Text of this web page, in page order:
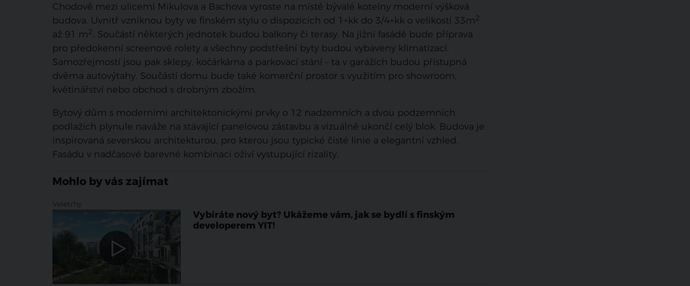
Chodově mezi ulicemi Mikulova a Bachova vyroste na místě bývalé kotelny moderní výšková
budova. Uvnitř vzniknou byty ve finském stylu o dispozicích od 1+kk do 3/4+kk o velikosti 33m2
až 91 m2. Součástí některých jednotek budou balkony či terasy. Na jižní fasádě bude příprava
pro předokenní screenové rolety a všechny podstřešní byty budou vybaveny klimatizací.
Samozřejmostí jsou pak sklepy, kočárkárna a parkovací stání – ta v garážích budou přístupná
dvěma autovýtahy. Součástí domu bude také komerční prostor s využitím pro showroom,
květinářství nebo obchod s drobným zbožím.
Bytový dům s moderními architektonickými prvky o 12 nadzemních a dvou podzemních
podlažích plynule naváže na stávající panelovou zástavbu a vizuálně ukončí celý blok. Budova je
inspirovaná severskou architekturou, pro kterou jsou typické čisté linie a elegantní vzhled.
Fasádu v nadčasové barevné kombinaci oživí vystupující rizality.
Mohlo by vás zajímat
Vybíráte nový byt? Ukážeme vám, jak se bydlí s finským
developerem YIT!